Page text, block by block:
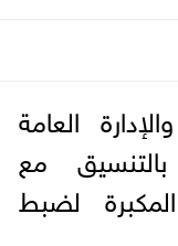
العامة
مع
لضبط